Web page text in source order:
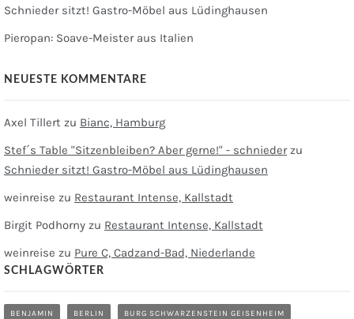
Schnieder sitzt! Gastro-Möbel aus Lüdinghausen
Pieropan: Soave-Meister aus Italien
NEUESTE KOMMENTARE
Axel Tillert zu Bianc, Hamburg
Stef´s Table "Sitzenbleiben? Aber gerne!" - schniederzu
Schnieder sitzt! Gastro-Möbel aus Lüdinghausen
weinreise zu Restaurant Intense, Kallstadt
Birgit Podhorny zu Restaurant Intense, Kallstadt
weinreise zu Pure C, Cadzand-Bad, Niederlande
SCHLAGWÖRTER
BENJAMIN BERLIN BURG SCHWARZENSTEIN GEISENHEIM